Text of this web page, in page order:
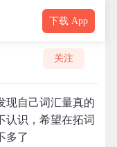
下载 App
关注
现自己词汇量真的
认识，希望在拓词
多了